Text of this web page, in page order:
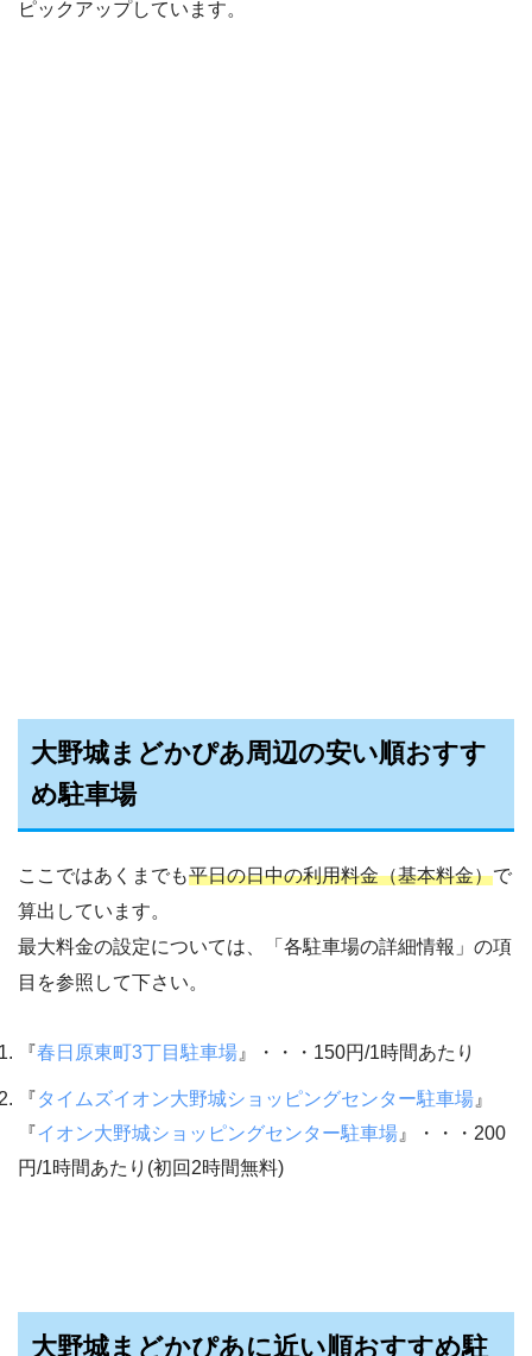
ピックアップしています。
大野城まどかぴあ周辺の安い順おすす
め駐車場
ここではあくまでも平日の日中の利用料金（基本料金）で
算出しています。
最大料金の設定については、「各駐車場の詳細情報」の項
目を参照して下さい。
『春日原東町3丁目駐車場 』・・・150円/1時間あたり
『タイムズイオン大野城ショッピングセンター駐車場 』
『イオン大野城ショッピングセンター駐車場 』・・・200
円/1時間あたり(初回2時間無料)
大野城まどかぴあに近い順おすすめ駐